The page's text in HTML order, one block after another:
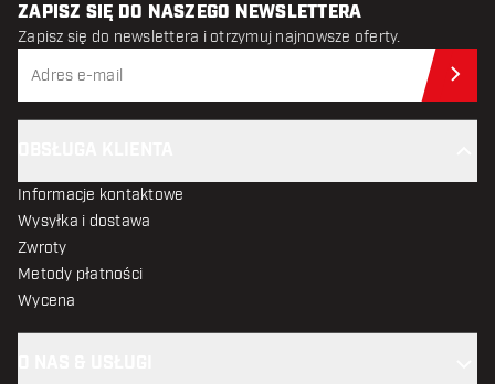
ZAPISZ SIĘ DO NASZEGO NEWSLETTERA
Zapisz się do newslettera i otrzymuj najnowsze oferty.
Informacje kontaktowe
Wysyłka i dostawa
Zwroty
Metody płatności
Wycena